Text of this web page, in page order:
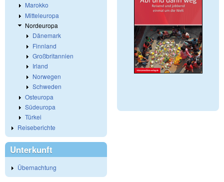
Marokko
Mitteleuropa
Nordeuropa
Dänemark
Finnland
Großbritannien
Irland
Norwegen
Schweden
Osteuropa
Südeuropa
Türkei
Reiseberichte
Unterkunft
Übernachtung